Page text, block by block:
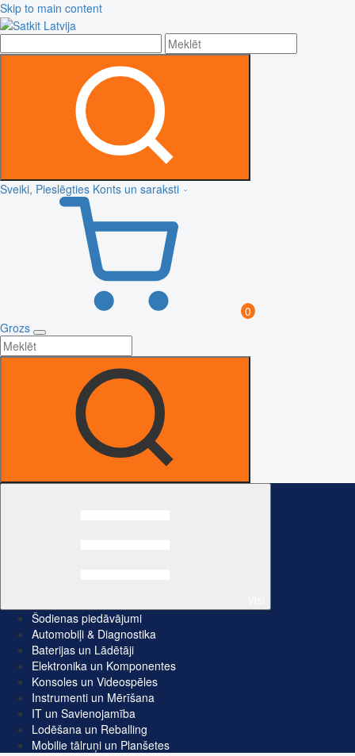
Skip to main content
Sveiki, Pieslēgties Konts un saraksti
0
Grozs
Šodienas piedāvājumi
Automobiļi & Diagnostika
Baterijas un Lādētāji
Elektronika un Komponentes
Konsoles un Videospēles
Instrumenti un Mērīšana
IT un Savienojamība
Lodēšana un Reballing
Mobilie tālruņi un Planšetes